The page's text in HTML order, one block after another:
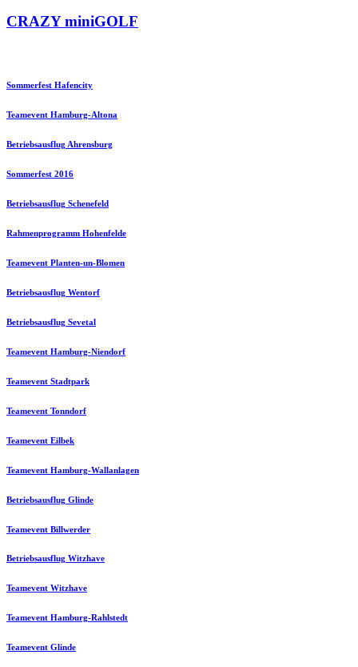
CRAZY miniGOLF
Sommerfest Hafencity
Teamevent Hamburg-Altona
Betriebsausflug Ahrensburg
Sommerfest 2016
Betriebsausflug Schenefeld
Rahmenprogramm Hohenfelde
Teamevent Planten-un-Blomen
Betriebsausflug Wentorf
Betriebsausflug Sevetal
Teamevent Hamburg-Niendorf
Teamevent Stadtpark
Teamevent Tonndorf
Teamevent Eilbek
Teamevent Hamburg-Wallanlagen
Betriebsausflug Glinde
Teamevent Billwerder
Betriebsausflug Witzhave
Teamevent Witzhave
Teamevent Hamburg-Rahlstedt
Teamevent Glinde